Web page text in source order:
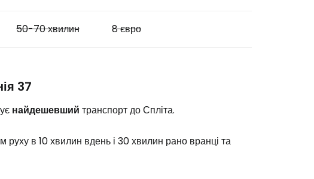
50-70 хвилин 8 євро
37
найдешевший транспорт до Спліта.
в 10 хвилин вдень і 30 хвилин рано вранці та